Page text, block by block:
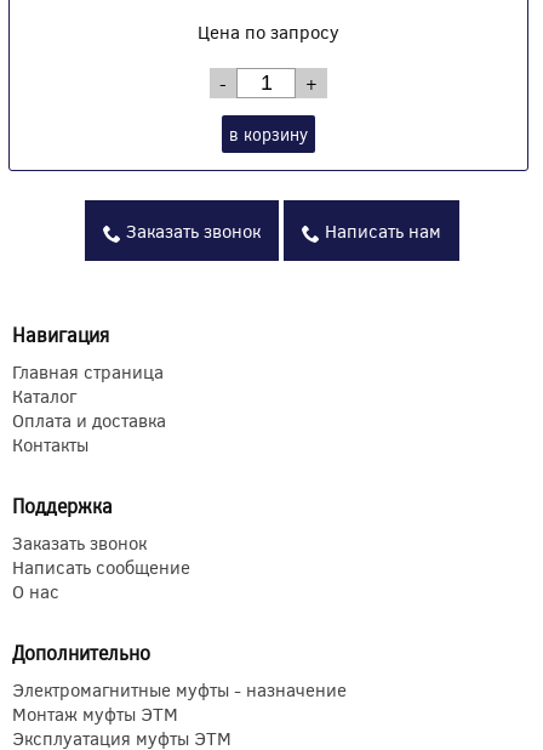
Цена по запросу
- +
в корзину
Заказать звонок Написать нам
Навигация
Главная страница
Каталог
Оплата и доставка
Контакты
Поддержка
Заказать звонок
Написать сообщение
О нас
Дополнительно
Электромагнитные муфты - назначение
Монтаж муфты ЭТМ
Эксплуатация муфты ЭТМ